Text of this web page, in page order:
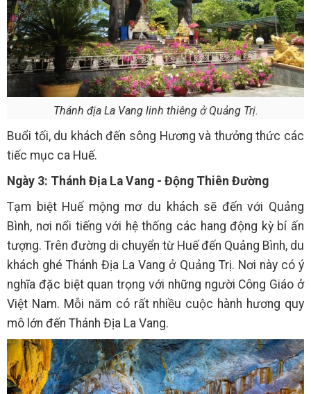
Thánh địa La Vang linh thiêng ở Quảng Trị.
Buổi tối, du khách đến sông Hương và thưởng thức các
tiếc mục ca Huế.
Ngày 3: Thánh Địa La Vang - Động Thiên Đường
Tạm biệt Huế mộng mơ du khách sẽ đến với Quảng
Bình, nơi nổi tiếng với hệ thống các hang động kỳ bí ấn
tượng. Trên đường di chuyển từ Huế đến Quảng Bình, du
khách ghé Thánh Địa La Vang ở Quảng Trị. Nơi này có ý
nghĩa đặc biệt quan trọng với những người Công Giáo ở
Việt Nam. Mỗi năm có rất nhiều cuộc hành hương quy
mô lớn đến Thánh Địa La Vang.